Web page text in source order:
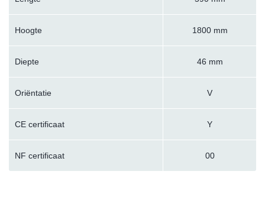
Hoogte 1800 mm
Diepte 46 mm
Oriëntatie V
CE certificaat Y
NF certificaat 00